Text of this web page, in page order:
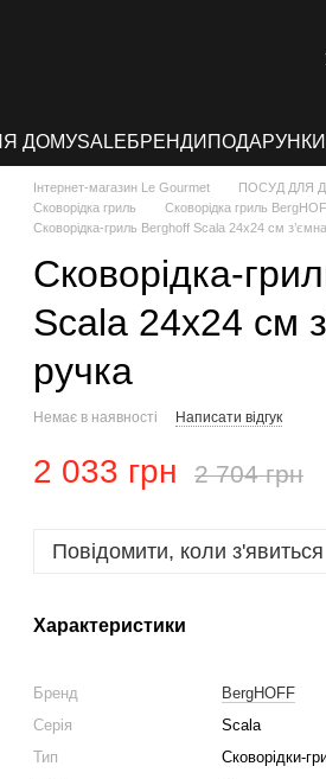
ДОМУSALEБРЕНДИ ПОДАРУНКИ
Інтернет-магазин Le Gourmet ПОСУД ДЛЯ
Сковорідка гриль
Сковорідка гриль
Сковорідка-гриль Berghoff Scala 24х24 см
Сковорідка-
Scala 24х24 см
ручка
Немає в наявності Написати відгук
2 033 грн 2 704 грн
Повідомити, коли з'явиться
Характеристики
Бренд
BergHOFF
Серія
Scala
Тип
Сковорідки-